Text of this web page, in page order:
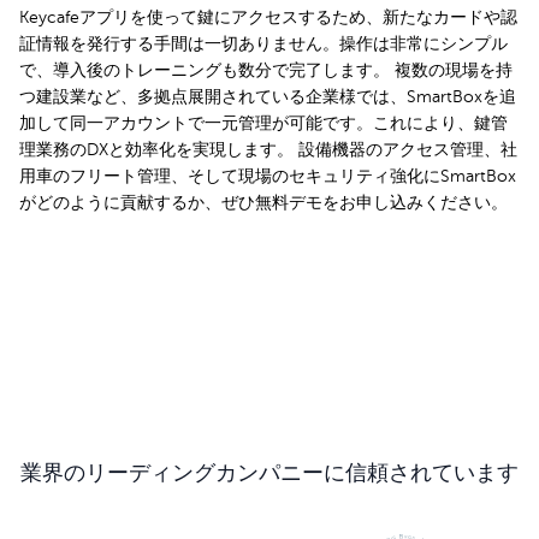
Keycafeアプリを使って鍵にアクセスするため、新たなカードや認
証情報を発行する手間は一切ありません。操作は非常にシンプル
で、導入後のトレーニングも数分で完了します。 複数の現場を持
つ建設業など、多拠点展開されている企業様では、SmartBoxを追
加して同一アカウントで一元管理が可能です。これにより、鍵管
理業務のDXと効率化を実現します。 設備機器のアクセス管理、社
用車のフリート管理、そして現場のセキュリティ強化にSmartBox
がどのように貢献するか、ぜひ無料デモをお申し込みください。
業界のリーディングカンパニーに信頼されています